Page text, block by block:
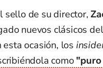
sello de su director,
nuevos clásicos
esta ocasión, los
como"puro